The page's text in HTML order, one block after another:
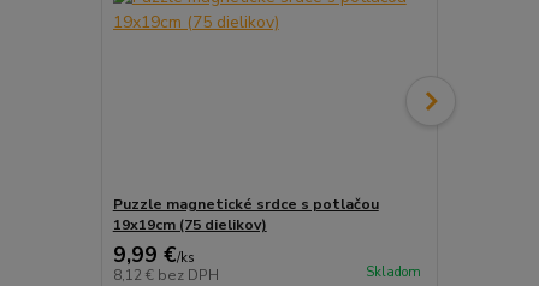
Puzzle magnetické srdce s potlačou
19x19cm (75 dielikov)
9,99 €/ks
8,12 € bez DPH Skladom